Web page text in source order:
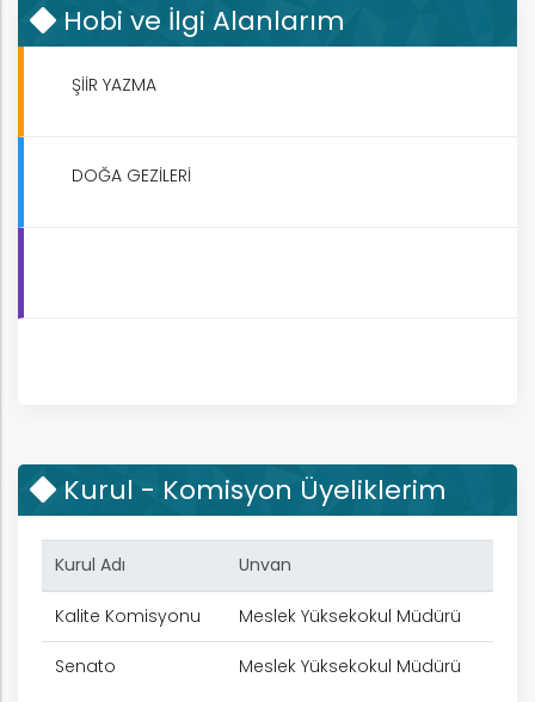
Hobi ve İlgi Alanlarım
ŞİİR YAZMA
DOĞA GEZİLERİ
Kurul - Komisyon Üyeliklerim
Kurul Adı Unvan
Kalite Komisyonu Meslek Yüksekokul Müdürü
Senato Meslek Yüksekokul Müdürü